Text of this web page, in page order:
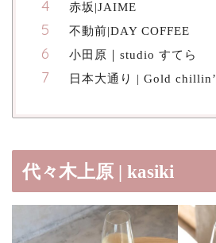
赤坂|JAIME
不動前|DAY COFFEE
小田原｜studio すてら
日本大通り | Gold chillin’
代々木上原 | kasiki